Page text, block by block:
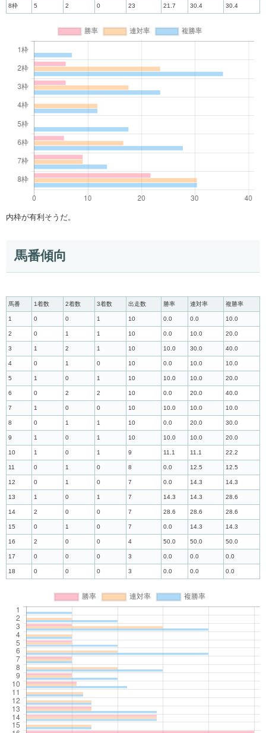
8枠 5 2 0 23 21.7 30.4 30.4
内枠が有利そうだ。
馬番傾向
馬番 1着数 2着数 3着数 出走数 勝率 連対率 複勝率
1 0 0 1 10 0.0 0.0 10.0
2 0 1 1 10 0.0 10.0 20.0
3 1 2 1 10 10.0 30.0 40.0
4 0 1 0 10 0.0 10.0 10.0
5 1 0 1 10 10.0 10.0 20.0
6 0 2 2 10 0.0 20.0 40.0
7 1 0 0 10 10.0 10.0 10.0
8 0 1 1 10 0.0 20.0 30.0
9 1 0 1 10 10.0 10.0 20.0
10 1 0 1 9 11.1 11.1 22.2
11 0 1 0 8 0.0 12.5 12.5
12 0 1 0 7 0.0 14.3 14.3
13 1 0 1 7 14.3 14.3 28.6
14 2 0 0 7 28.6 28.6 28.6
15 0 1 0 7 0.0 14.3 14.3
16 2 0 0 4 50.0 50.0 50.0
17 0 0 0 3 0.0 0.0 0.0
18 0 0 0 3 0.0 0.0 0.0